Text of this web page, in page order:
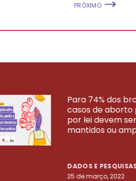
PRÓXIMO
Para 74% dos
casos de aborto
por lei devem ser
mantidos ou
DADOS E
25 de março, 2022
MAIS PESQUISAS